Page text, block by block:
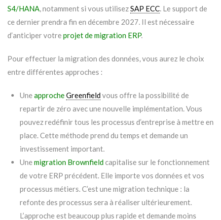
S4/HANA, notamment si vous utilisezSAP ECC. Le support de
ce dernier prendra fin en décembre 2027. Il est nécessaire
d’anticiper votre projet de migration ERP.
Pour effectuer la migration des données, vous aurez le choix
entre différentes approches :
Une approcheGreenfieldvous offre la possibilité de
repartir de zéro avec une nouvelle implémentation. Vous
pouvez redéfinir tous les processus d’entreprise à mettre en
place. Cette méthode prend du temps et demande un
investissement important.
Une migration Brownfieldcapitalise sur le fonctionnement
de votre ERP précédent. Elle importe vos données et vos
processus métiers. C’est une migration technique : la
refonte des processus sera à réaliser ultérieurement.
L’approche est beaucoup plus rapide et demande moins